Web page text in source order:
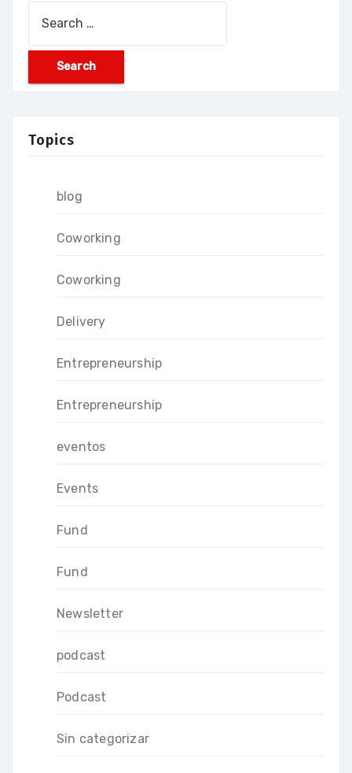
Topics
blog
Coworking
Coworking
Delivery
Entrepreneurship
Entrepreneurship
eventos
Events
Fund
Fund
Newsletter
podcast
Podcast
Sin categorizar